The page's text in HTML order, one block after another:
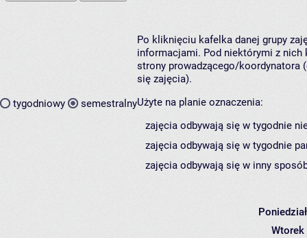
tygodniowy semestralny
Po kliknięciu kafelka danej grupy
informacjami. Pod niektórymi z nich
strony prowadzącego/koordynatora
się zajęcia).
Użyte na planie oznaczenia:
zajęcia odbywają się w tygodnie
zajęcia odbywają się w tygodnie
zajęcia odbywają się w inny
Wtorek